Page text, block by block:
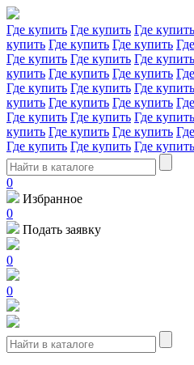
Где купить Где купить Где купить
купить Где купить Где купить
Где купить Где купить Где купить
купить Где купить Где купить
Где купить Где купить Где купить
купить Где купить Где купить
Где купить Где купить Где купить
купить Где купить Где купить
Где купить Где купить Где купить
0
Избранное
0
Подать заявку
0
0